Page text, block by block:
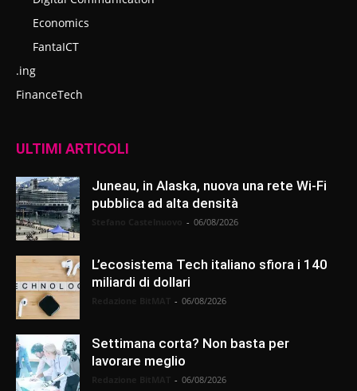
Economics
FantaICT
.ing
FinanceTech
ULTIMI ARTICOLI
Juneau, in Alaska, nuova una rete Wi-Fi
pubblica ad alta densità
- 06/08/2026
L’ecosistema Tech italiano sfiora i 140
miliardi di dollari
- 06/08/2026
Settimana corta? Non basta per
lavorare meglio
- 06/08/2026